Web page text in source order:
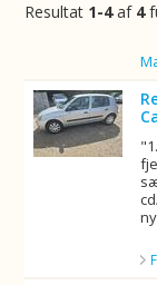
Resultat 1-4af 4